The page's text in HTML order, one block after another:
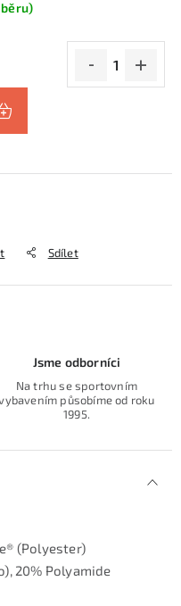
Sdílet
Jsme odborníci
Na trhu se sportovním
působíme od roku
1995.
(Polyester)
20% Polyamide